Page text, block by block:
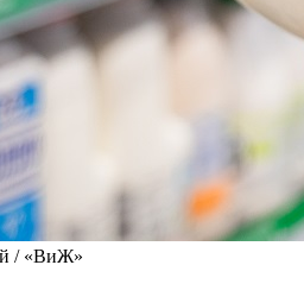
/ «ВиЖ»